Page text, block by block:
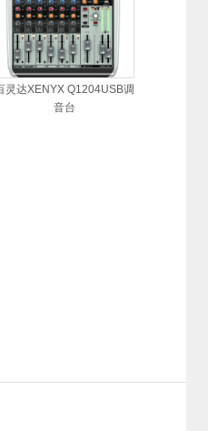
灵达XENYX Q1204USB调
音台